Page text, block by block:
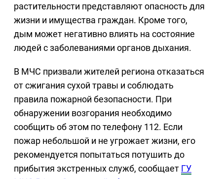
растительности представляют опасность для
жизни и имущества граждан. Кроме того,
дым может негативно влиять на состояние
людей с заболеваниями органов дыхания.
В МЧС призвали жителей региона отказаться
от сжигания сухой травы и соблюдать
правила пожарной безопасности. При
обнаружении возгорания необходимо
сообщить об этом по телефону 112. Если
пожар небольшой и не угрожает жизни, его
рекомендуется попытаться потушить до
прибытия экстренных служб, сообщает ГУ